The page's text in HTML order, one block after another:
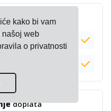
kako bi vam
našoj web
o privatnosti
Standard
doplata